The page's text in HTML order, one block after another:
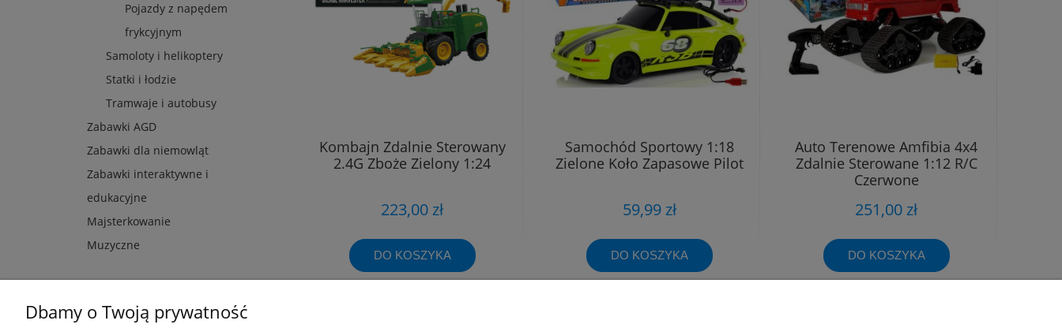
Pojazdy z napędem
frykcyjnym
Samoloty i helikoptery
Statki i łodzie
Tramwaje i autobusy
Zabawki AGD
Zabawki dla niemowląt
Zabawki interaktywne i
edukacyjne
Majsterkowanie
Muzyczne
Kombajn Zdalnie Sterowany
2.4G Zboże Zielony 1:24
223,00 zł
DO KOSZYKA
Samochód Sportowy 1:18
Zielone Koło Zapasowe Pilot
59,99 zł
DO KOSZYKA
Auto Terenowe Amfibia 4x4
Zdalnie Sterowane 1:12 R/C
Czerwone
251,00 zł
DO KOSZYKA
Dbamy o Twoją prywatność